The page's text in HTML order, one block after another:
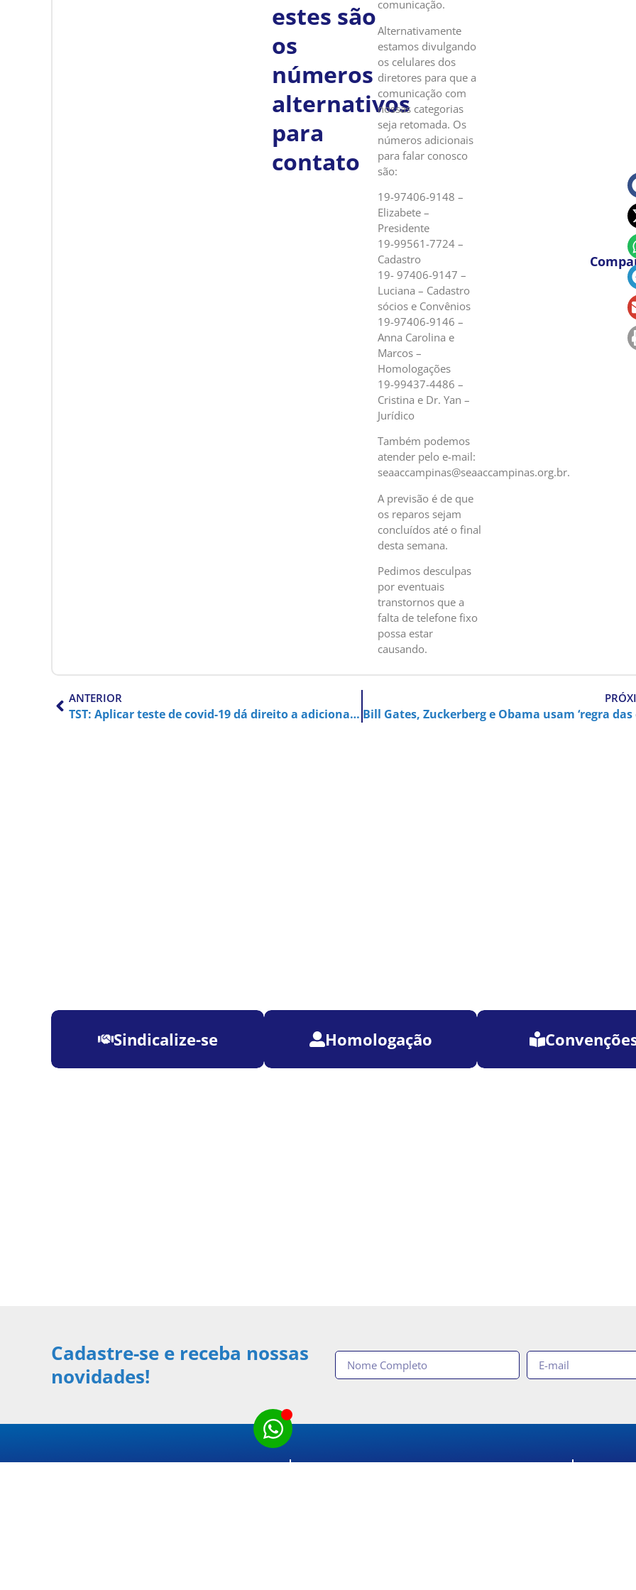
estes são
os
números
alternativos
para
contato
comunicação.
Alternativamente
estamos divulgando
os celulares dos
diretores para que a
comunicação com
nossas categorias
seja retomada. Os
números adicionais
para falar conosco
são:
19-97406-9148 –
Elizabete –
Presidente
19-99561-7724 –
Cadastro
19- 97406-9147 –
Luciana – Cadastro
sócios e Convênios
19-97406-9146 –
Anna Carolina e
Marcos –
Homologações
19-99437-4486 –
Cristina e Dr. Yan –
Jurídico
Também podemos
atender pelo e-mail:
seaaccampinas@seaaccampinas.org.br.
A previsão é de que
os reparos sejam
concluídos até o final
desta semana.
Pedimos desculpas
por eventuais
transtornos que a
falta de telefone fixo
possa estar
causando.
ANTERIOR
TST: Aplicar teste de covid-19 dá direito a adicional de insalubridade
Sindicalize-se Homologação
Cadastre-se e receba nossas
novidades!